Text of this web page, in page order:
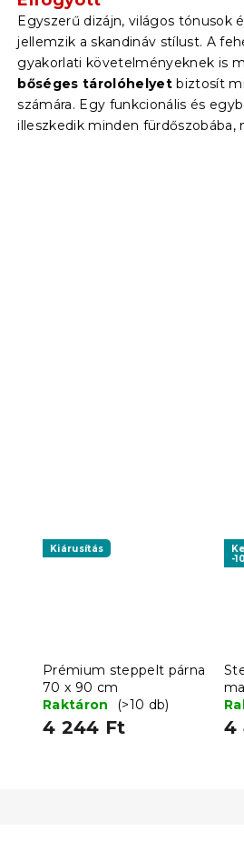
Egyszerű dizájn, világos tónusok
jellemzik a skandináv stílust. A
gyakorlati követelményeknek is
bőséges tárolóhelyet biztosít
számára. Egy funkcionális és
illeszkedik minden fürdőszobába,
Kiárusítás
Prémium steppelt párna
70 x 90 cm
Raktáron
(>10 db)
4 244 Ft
-
4